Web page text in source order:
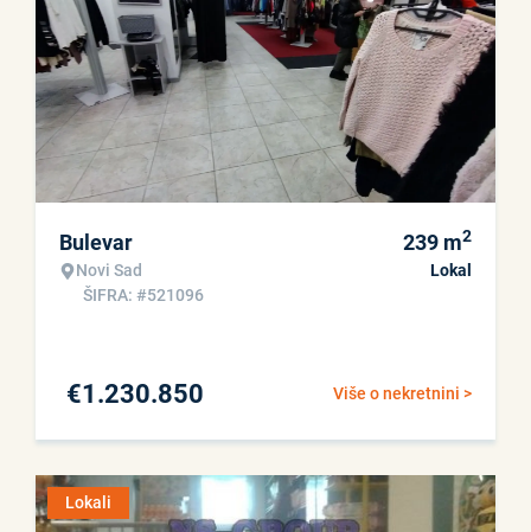
Bulevar
Novi Sad
ŠIFRA: #521096
239 m2
Lokal
Više o nekretnini >
€1.230.850
Lokali